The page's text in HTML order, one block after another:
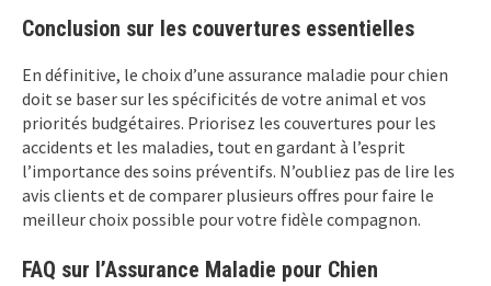
Conclusion sur les couvertures essentielles
En définitive, le choix d’une assurance maladie pour chien
doit se baser sur les spécificités de votre animal et vos
priorités budgétaires. Priorisez les couvertures pour les
accidents et les maladies, tout en gardant à l’esprit
l’importance des soins préventifs. N’oubliez pas de lire les
avis clients et de comparer plusieurs offres pour faire le
meilleur choix possible pour votre fidèle compagnon.
FAQ sur l’Assurance Maladie pour Chien